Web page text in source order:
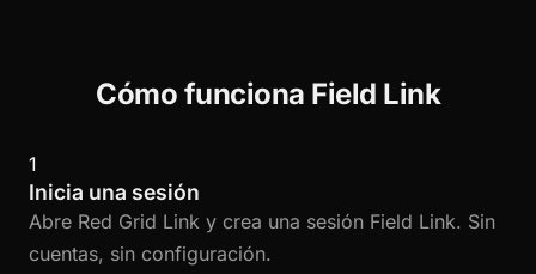
Cómo funciona Field Link
1
Inicia una sesión
Abre Red Grid Link y crea una sesión Field Link. Sin
cuentas, sin configuración.